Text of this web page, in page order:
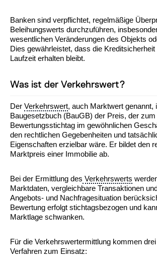
Banken sind verpflichtet, regelmäßige
Beleihungswerts durchzuführen,
wesentlichen Veränderungen des Objekts
Dies gewährleistet, dass die
Laufzeit erhalten bleibt.
Was ist der Verkehrswert?
Der Verkehrswert, auch Marktwert genannt,
Baugesetzbuch (BauGB) der Preis, der zum
Bewertungsstichtag im gewöhnlichen
den rechtlichen Gegebenheiten und
Eigenschaften erzielbar wäre. Er bildet den
Marktpreis einer Immobilie ab.
Bei der Ermittlung des Verkehrswerts
Marktdaten, vergleichbare Transaktionen
Angebots- und Nachfragesituation
Bewertung erfolgt stichtagsbezogen und
Marktlage schwanken.
Für die Verkehrswertermittlung kommen
Verfahren zum Einsatz: